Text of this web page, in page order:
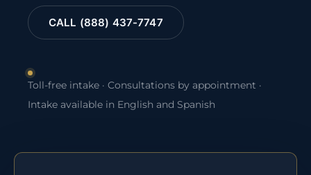
CALL (888) 437-7747
Toll-free intake · Consultations by appointment ·
Intake available in English and Spanish